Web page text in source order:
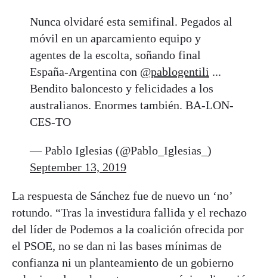
Nunca olvidaré esta semifinal. Pegados al
móvil en un aparcamiento equipo y
agentes de la escolta, soñando final
España-Argentina con @pablogentili ...
Bendito baloncesto y felicidades a los
australianos. Enormes también. BA-LON-
CES-TO
— Pablo Iglesias (@Pablo_Iglesias_)
September 13, 2019
La respuesta de Sánchez fue de nuevo un ‘no’
rotundo. “Tras la investidura fallida y el rechazo
del líder de Podemos a la coalición ofrecida por
el PSOE, no se dan ni las bases mínimas de
confianza ni un planteamiento de un gobierno